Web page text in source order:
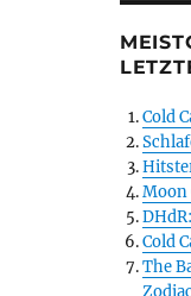
Cold
Moon
Cold
The
Zodiac